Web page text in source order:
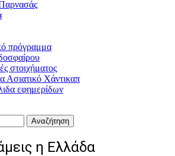
πρόγραμμα
στοιχήματος
Ασιατικό Χάντικαπ
εφημερίδων
η Ελλάδα